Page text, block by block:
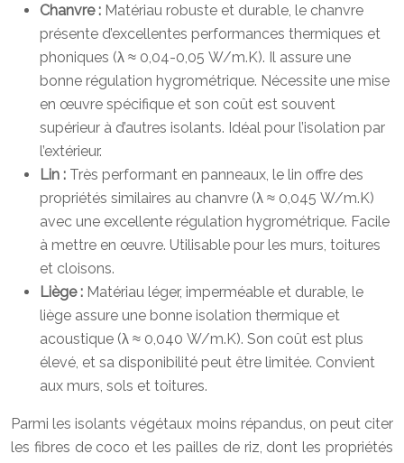
Chanvre : Matériau robuste et durable, le chanvre
présente d’excellentes performances thermiques et
phoniques (λ ≈ 0,04-0,05 W/m.K). Il assure une
bonne régulation hygrométrique. Nécessite une mise
en œuvre spécifique et son coût est souvent
supérieur à d’autres isolants. Idéal pour l’isolation par
l’extérieur.
Lin : Très performant en panneaux, le lin offre des
propriétés similaires au chanvre (λ ≈ 0,045 W/m.K)
avec une excellente régulation hygrométrique. Facile
à mettre en œuvre. Utilisable pour les murs, toitures
et cloisons.
Liège : Matériau léger, imperméable et durable, le
liège assure une bonne isolation thermique et
acoustique (λ ≈ 0,040 W/m.K). Son coût est plus
élevé, et sa disponibilité peut être limitée. Convient
aux murs, sols et toitures.
Parmi les isolants végétaux moins répandus, on peut citer
les fibres de coco et les pailles de riz, dont les propriétés